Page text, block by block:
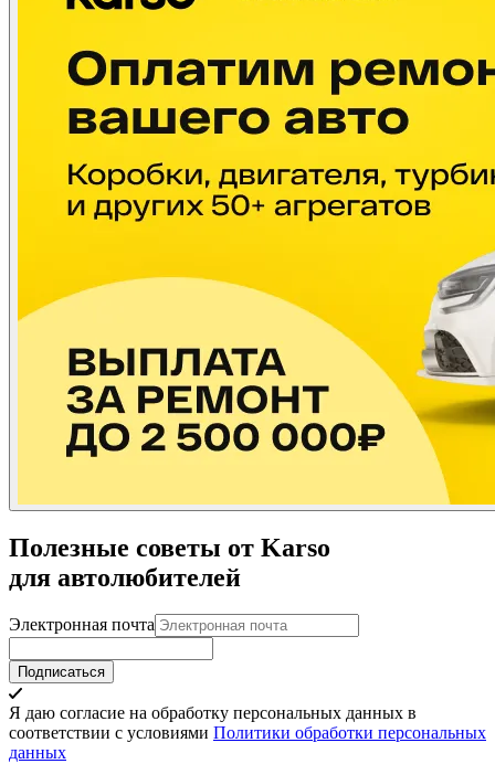
Полезные советы от Karso
для автолюбителей
Электронная почта
Подписаться
Я даю согласие на обработку персональных данных в
соответствии с условиями Политики обработки персональных
данных